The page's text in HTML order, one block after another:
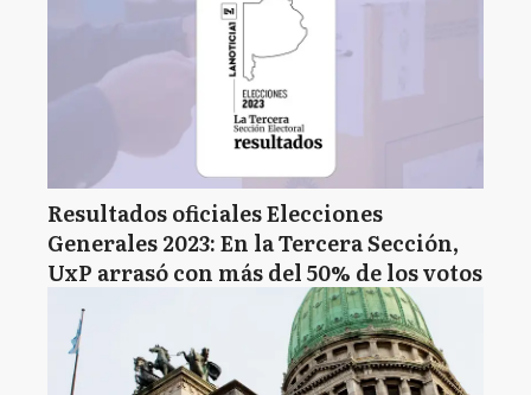
Resultados oficiales Elecciones
Generales 2023: En la Tercera Sección,
UxP arrasó con más del 50% de los votos